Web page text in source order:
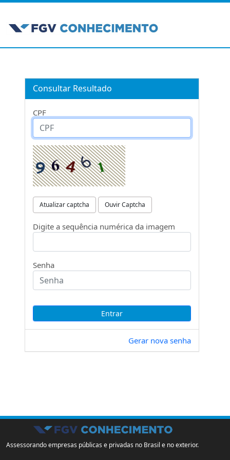
Consultar Resultado
CPF
Atualizar captcha Ouvir Captcha
Digite a sequência numérica da imagem
Senha
Gerar nova senha
Assessorando empresas públicas e privadas no Brasil e no exterior.